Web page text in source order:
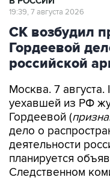
19:39, 7 августа 2026
СК возбудил
Гордеевой
российской
Москва. 7 августа.
уехавшей из РФ
Гордеевой (
дело о
деятельности
планируется
Следственном